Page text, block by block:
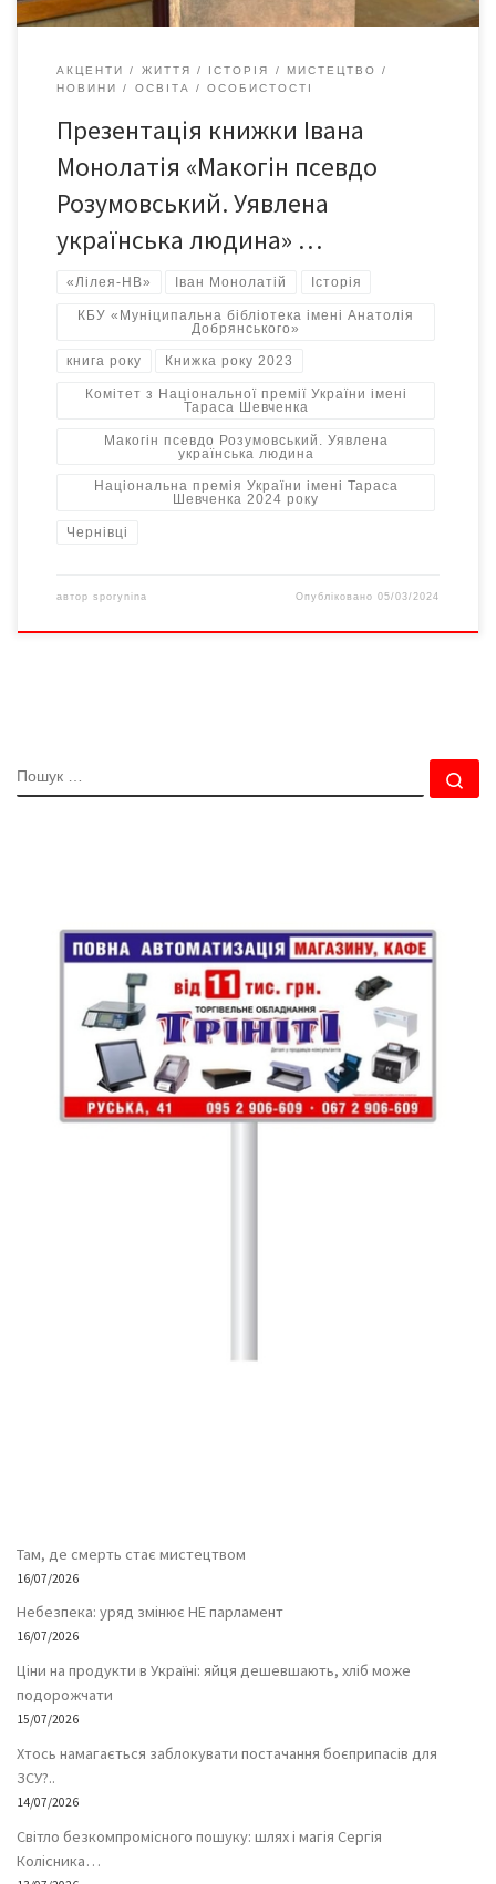
АКЦЕНТИ ЖИТТЯ ІСТОРІЯ
МИСТЕЦТВО
НОВИНИ
ОСВІТА ОСОБИСТОСТІ
Презентація книжки Івана
Монолатія «Макогін псевдо
Розумовський. Уявлена
українська людина» …
«Лілея-НВ» Іван Монолатій Історія
КБУ «Муніципальна бібліотека імені Анатолія
Добрянського»
книга року Книжка року 2023
Комітет з Національної премії України імені
Тараса Шевченка
Макогін псевдо Розумовський. Уявлена
українська людина
Національна премія України імені Тараса
Шевченка 2024 року
Чернівці
автор sporynina Опубліковано05/03/2024
ПОШУК
Там, де смерть стає мистецтвом
16/07/2026
Небезпека: уряд змінює НЕ парламент
16/07/2026
Ціни на продукти в Україні: яйця дешевшають, хліб може
подорожчати
15/07/2026
Хтось намагається заблокувати постачання боєприпасів для
ЗСУ?..
14/07/2026
Світло безкомпромісного пошуку: шлях і магія Сергія
Колісника…